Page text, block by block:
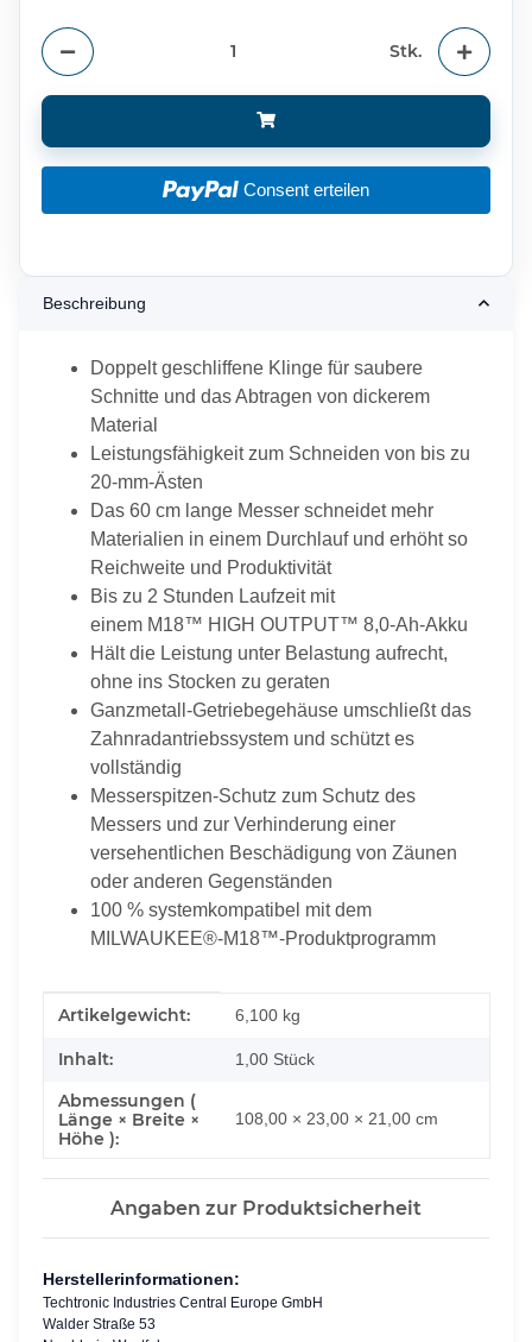
Stk.
Consent erteilen
Beschreibung
Doppelt geschliffene Klinge für saubere
Schnitte und das Abtragen von dickerem
Material
Leistungsfähigkeit zum Schneiden von bis zu
20-mm-Ästen
Das 60 cm lange Messer schneidet mehr
Materialien in einem Durchlauf und erhöht so
Reichweite und Produktivität
Bis zu 2 Stunden Laufzeit mit
einem M18™ HIGH OUTPUT™ 8,0-Ah-Akku
Hält die Leistung unter Belastung aufrecht,
ohne ins Stocken zu geraten
Ganzmetall-Getriebegehäuse umschließt das
Zahnradantriebssystem und schützt es
vollständig
Messerspitzen-Schutz zum Schutz des
Messers und zur Verhinderung einer
versehentlichen Beschädigung von Zäunen
oder anderen Gegenständen
100 % systemkompatibel mit dem
MILWAUKEE®-M18™-Produktprogramm
Produkteigenschaft
Wert
Artikelgewicht: 6,100 kg
Inhalt: 1,00 Stück
Abmessungen (
Länge × Breite ×
Höhe ):
108,00 × 23,00 × 21,00 cm
Angaben zur Produktsicherheit
Herstellerinformationen:
Techtronic Industries Central Europe GmbH
Walder Straße 53